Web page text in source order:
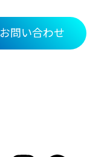
お問い合わせ